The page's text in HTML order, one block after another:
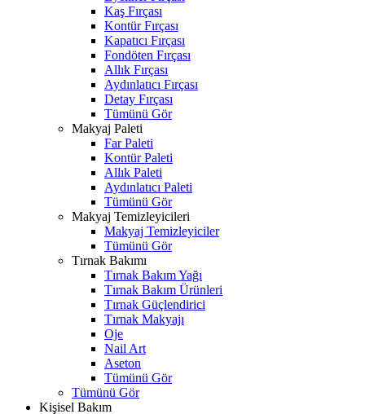
Kaş Fırçası
Kontür Fırçası
Kapatıcı Fırçası
Fondöten Fırçası
Allık Fırçası
Aydınlatıcı Fırçası
Detay Fırçası
Tümünü Gör
Makyaj Paleti
Far Paleti
Kontür Paleti
Allık Paleti
Aydınlatıcı Paleti
Tümünü Gör
Makyaj Temizleyicileri
Makyaj Temizleyiciler
Tümünü Gör
Tırnak Bakımı
Tırnak Bakım Yağı
Tırnak Bakım Ürünleri
Tırnak Güçlendirici
Tırnak Makyajı
Oje
Nail Art
Aseton
Tümünü Gör
Tümünü Gör
Kişisel Bakım